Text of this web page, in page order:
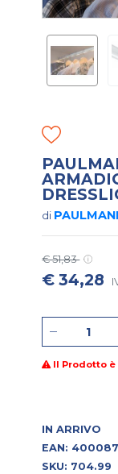
di
€ 51,83
€ 34,28
Il Prodotto
IN ARRIVO
EAN:
SKU: 704.99